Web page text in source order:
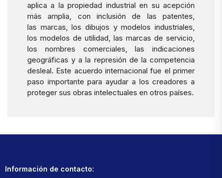
aplica a la propiedad industrial en su acepción
más amplia, con inclusión de las patentes,
las marcas, los dibujos y modelos industriales,
los modelos de utilidad, las marcas de servicio,
los nombres comerciales, las indicaciones
geográficas y a la represión de la competencia
desleal. Este acuerdo internacional fue el primer
paso importante para ayudar a los creadores a
proteger sus obras intelectuales en otros países.
Información de contacto: